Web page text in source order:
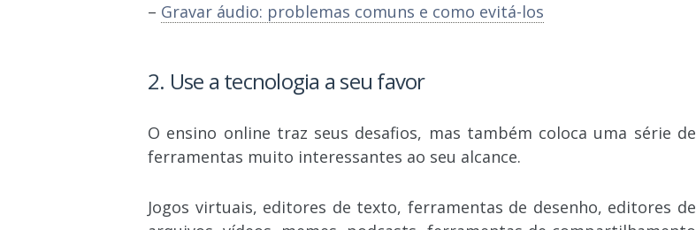
– Gravar áudio: problemas comuns e como evitá-los
2. Use a tecnologia a seu favor
O ensino online traz seus desafios, mas também coloca uma série de
ferramentas muito interessantes ao seu alcance.
Jogos virtuais, editores de texto, ferramentas de desenho, editores de